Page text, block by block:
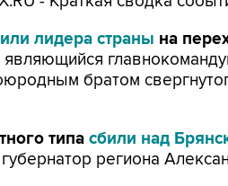
лидера страны на
братом
типа сбили над
региона